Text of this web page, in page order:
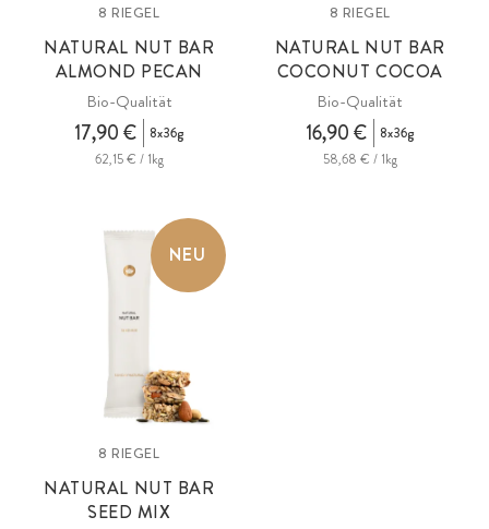
8 RIEGEL
NATURAL NUT BAR
ALMOND PECAN
Bio-Qualität
17,90 €
8x36g
62,15 € / 1kg
8 RIEGEL
NATURAL NUT BAR
COCONUT COCOA
Bio-Qualität
16,90 €
8x36g
58,68 € / 1kg
NEU
8 RIEGEL
NATURAL NUT BAR
SEED MIX